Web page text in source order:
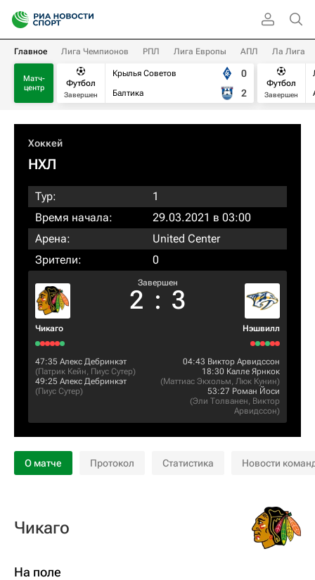
Главное Лига Чемпионов РПЛ Лига Европы АПЛ Ла Лига
Матч-
центр
Футбол
Завершен
Крылья Советов
Балтика
0
2
Футбол
Завершен
Хоккей
НХЛ
Тур:
1
Время начала:
29.03.2021 в 03:00
Арена:
United Center
Зрители:
0
Чикаго
Завершен
2 : 3
Нэшвилл
47:35 Алекс Дебринкэт
(Патрик Кейн, Пиус Сутер)
49:25 Алекс Дебринкэт
(Пиус Сутер)
04:43 Виктор Арвидссон
18:30 Калле Ярнкок
(Маттиас Экхольм, Люк Кунин)
53:27 Роман Йоси
(Эли Толванен, Виктор
Арвидссон)
О матче Протокол Статистика Новости
Чикаго
На поле